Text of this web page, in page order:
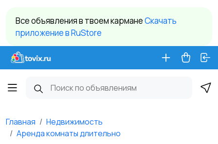
Все объявления в твоем карманеCкачать
приложение в RuStore
Главная
Недвижимость
Аренда комнаты длительно